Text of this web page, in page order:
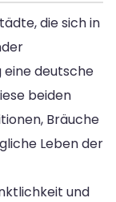
die sich in
deutsche
beiden
Bräuche
Leben der
und